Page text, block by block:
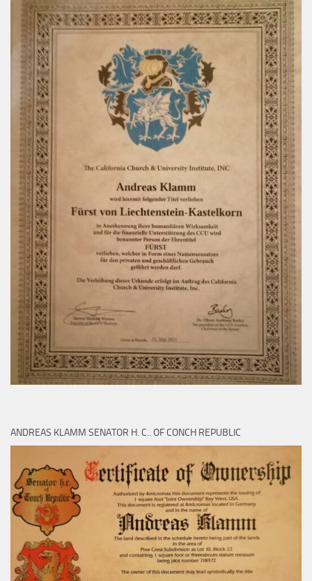
ANDREAS KLAMM SENATOR H. C.. OF CONCH REPUBLIC